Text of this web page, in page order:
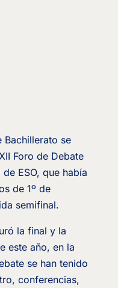
Bachillerato se
Foro de Debate
ESO, que había
de 1º de
semifinal.
la final y la
este año, en la
se han tenido
conferencias,